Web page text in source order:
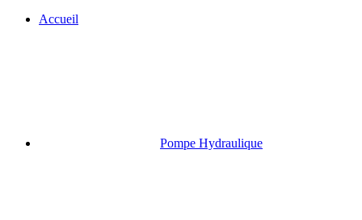
Accueil
Pompe Hydraulique